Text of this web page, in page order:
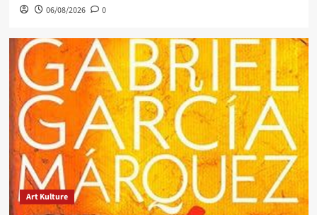
06/08/2026 0
Art Kulture